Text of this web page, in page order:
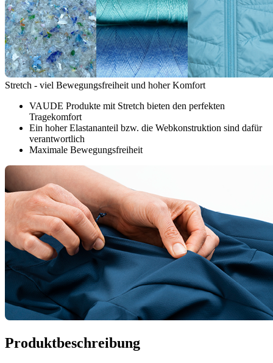
Stretch - viel Bewegungsfreiheit und hoher Komfort
VAUDE Produkte mit Stretch bieten den perfekten
Tragekomfort
Ein hoher Elastananteil bzw. die Webkonstruktion sind dafür
verantwortlich
Maximale Bewegungsfreiheit
Produktbeschreibung